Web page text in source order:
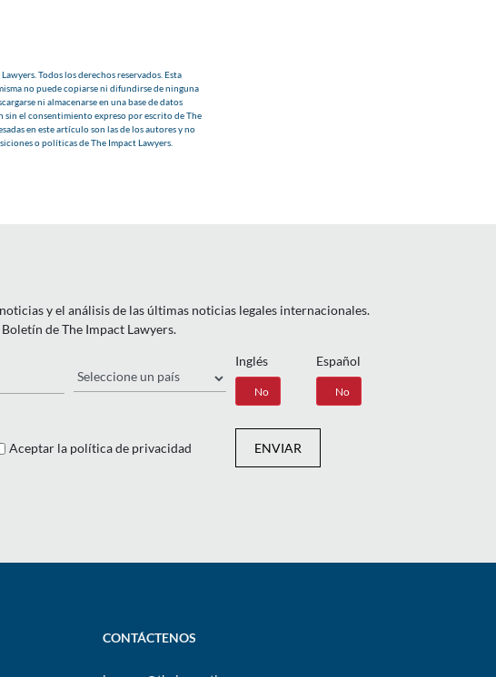
Todos los derechos reservados. Esta
no puede copiarse ni difundirse de ninguna
ni almacenarse en una base de datos
sin el consentimiento expreso por escrito de The
en este artículo son las de los autores y no
o políticas de The Impact Lawyers.
y el análisis de las últimas noticias legales internacionales.
de The Impact Lawyers.
Inglés
Sí No
Español
No
Aceptar la política de privacidad ENVIAR
CONTÁCTENOS